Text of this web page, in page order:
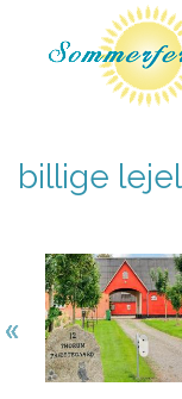
billige